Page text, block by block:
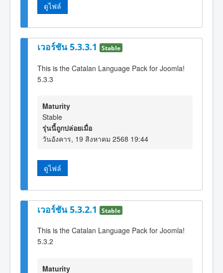
ดูไฟล์
เวอร์ชัน 5.3.3.1 Stable
This is the Catalan Language Pack for Joomla!
5.3.3
Maturity
Stable
รุ่นนี้ถูกปล่อยเมื่อ
วันอังคาร, 19 สิงหาคม 2568 19:44
ดูไฟล์
เวอร์ชัน 5.3.2.1 Stable
This is the Catalan Language Pack for Joomla!
5.3.2
Maturity